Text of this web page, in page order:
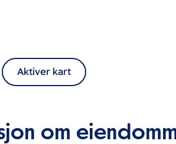
Aktiver kart
om